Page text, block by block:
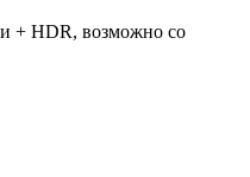
+ HDR, возможно со